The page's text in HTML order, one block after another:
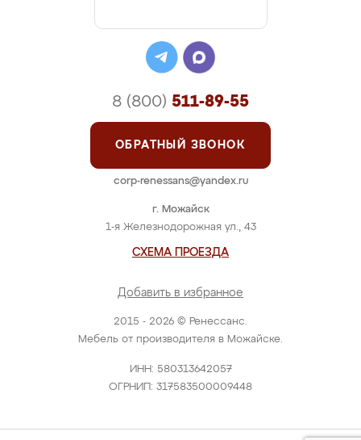
2015 - 2026 © Ренессанс.
Мебель от производителя в Можайске.
ИНН: 580313642057
ОГРНИП: 317583500009448
г. Можайск
1-я Железнодорожная ул., 43
СХЕМА ПРОЕЗДА
Добавить в избранное
8 (800) 511-89-55
ОБРАТНЫЙ ЗВОНОК
corp-renessans@yandex.ru